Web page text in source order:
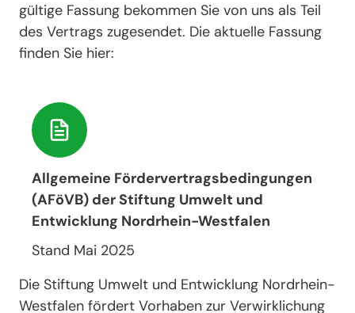
gültige Fassung bekommen Sie von uns als Teil
des Vertrags zugesendet. Die aktuelle Fassung
finden Sie hier:
Allgemeine Fördervertragsbedingungen
(AFöVB) der Stiftung Umwelt und
Entwicklung Nordrhein-Westfalen
Stand Mai 2025
Die Stiftung Umwelt und Entwicklung Nordrhein-
Westfalen fördert Vorhaben zur Verwirklichung